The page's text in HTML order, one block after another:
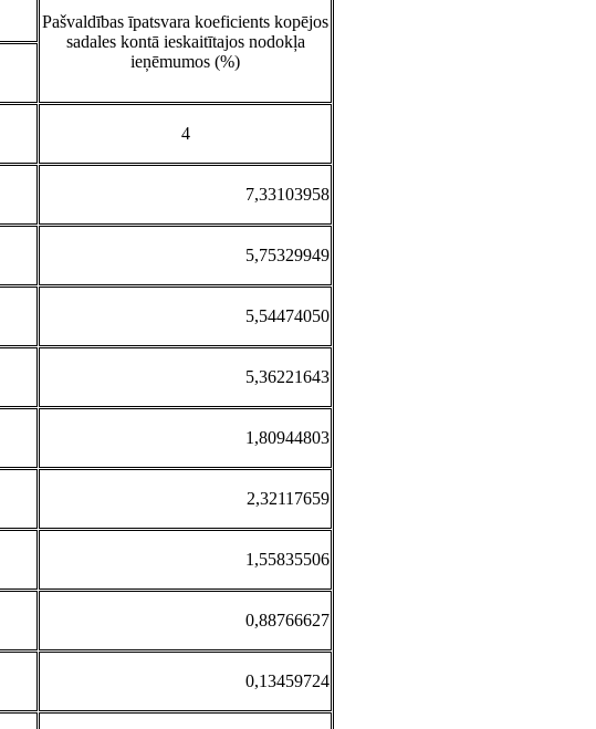
Pašvaldības īpatsvara koeficients kopējos
sadales kontā ieskaitītajos nodokļa
ieņēmumos (%)
4
7,33103958
5,75329949
5,54474050
5,36221643
1,80944803
2,32117659
1,55835506
0,88766627
0,13459724